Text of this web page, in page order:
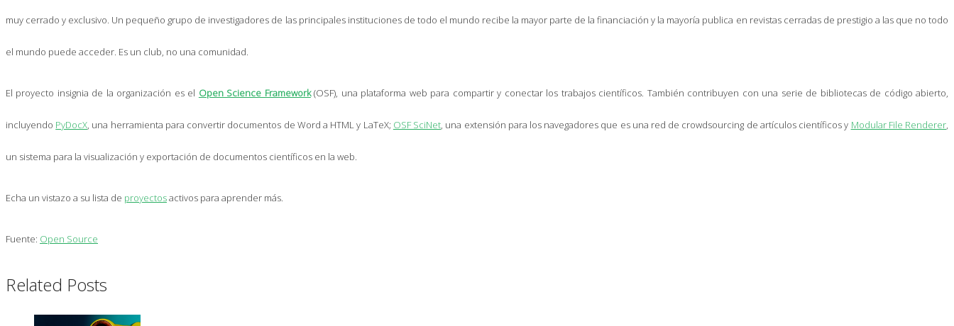
muy cerrado y exclusivo. Un pequeño grupo de investigadores de las principales instituciones de todo el mundo recibe la mayor parte de la financiación y la mayoría publica en revistas cerradas de prestigio a las que no todo
el mundo puede acceder. Es un club, no una comunidad.
El proyecto insignia de la organización es el Open Science Framework(OSF), una plataforma web para compartir y conectar los trabajos científicos. También contribuyen con una serie de bibliotecas de código abierto,
incluyendo PyDocX, una herramienta para convertir documentos de Word a HTML y LaTeX; OSF SciNet, una extensión para los navegadores que es una red de crowdsourcing de artículos científicos y Modular File Renderer,
un sistema para la visualización y exportación de documentos científicos en la web.
Echa un vistazo a su lista de proyectosactivos para aprender más.
Fuente: Open Source
Related Posts